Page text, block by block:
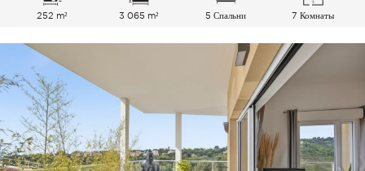
252 m² 3 065 m² 5 Спальни 7 Комнаты